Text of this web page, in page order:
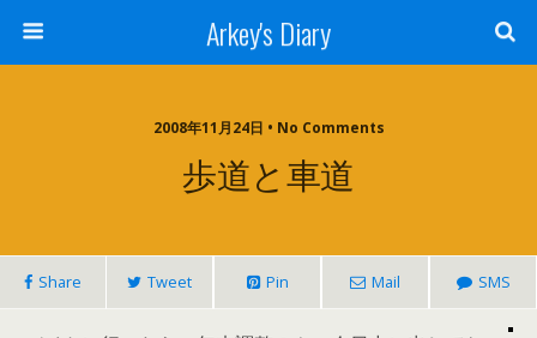
Arkey's Diary
2008年11月24日 • No Comments
歩道と車道
Share Tweet Pin Mail SMS